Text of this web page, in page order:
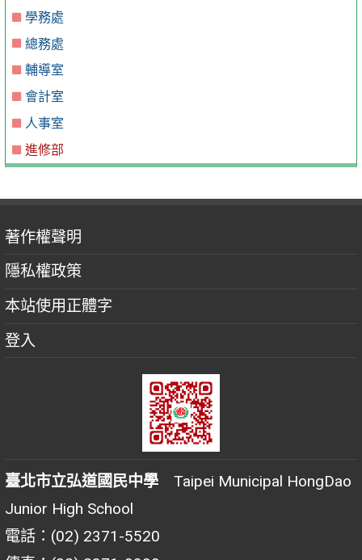
學務處
總務處
輔導室
會計室
人事室
進修部
著作權聲明
隱私權政策
本站使用正體字
登入
臺北市立弘道國民中學 Taipei Municipal HongDao
Junior High School
電話：(02) 2371-5520